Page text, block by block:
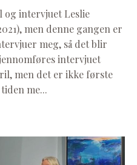
og intervjuet Leslie
men denne gangen er
meg, så det blir
intervjuet
men det er ikke første
me...